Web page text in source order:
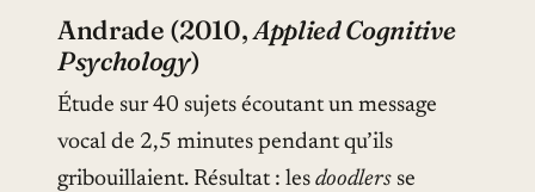
Andrade (2010,Applied Cognitive
Psychology)
Étude sur 40 sujets écoutant un message
vocal de 2,5 minutes pendant qu’ils
gribouillaient. Résultat : les doodlers se